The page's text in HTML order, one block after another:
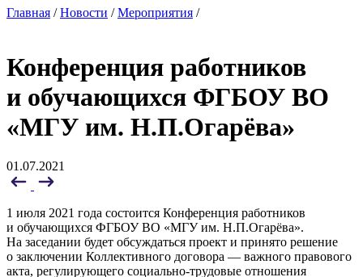
Главная /Новости /Мероприятия /
Конференция работников
и обучающихся ФГБОУ ВО
«МГУ им. Н.П.Огарёва»
01.07.2021
1 июля 2021 года состоится Конференция работников
и обучающихся ФГБОУ ВО «МГУ им. Н.П.Огарёва».
На заседании будет обсуждаться проект и принято решение
о заключении Коллективного договора — важного правового
акта, регулирующего социально-трудовые отношения